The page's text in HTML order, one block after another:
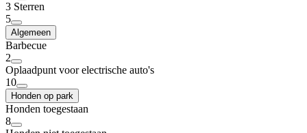
3 Sterren
5
Algemeen
Barbecue
2
Oplaadpunt voor electrische auto's
10
Honden op park
Honden toegestaan
8